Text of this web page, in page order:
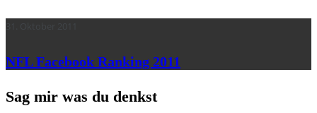
NFL Facebook Ranking 2011
Sag mir was du denkst